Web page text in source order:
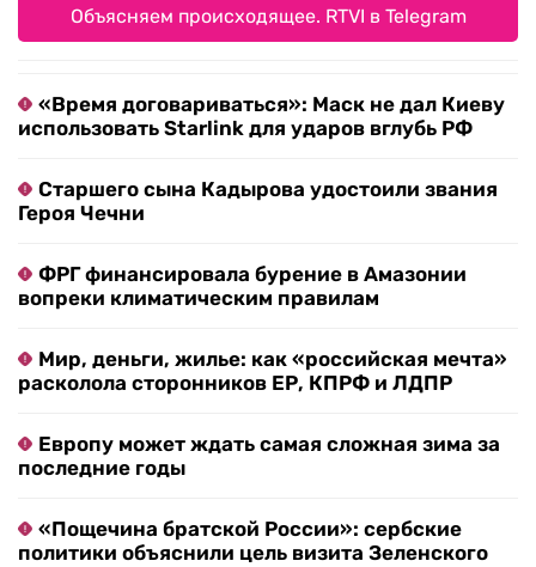
Объясняем происходящее. RTVI в Telegram
«Время договариваться»: Маск не дал Киеву
использовать Starlink для ударов вглубь РФ
Старшего сына Кадырова удостоили звания
Героя Чечни
ФРГ финансировала бурение в Амазонии
вопреки климатическим правилам
Мир, деньги, жилье: как «российская мечта»
расколола сторонников ЕР, КПРФ и ЛДПР
Европу может ждать самая сложная зима за
последние годы
«Пощечина братской России»: сербские
политики объяснили цель визита Зеленского